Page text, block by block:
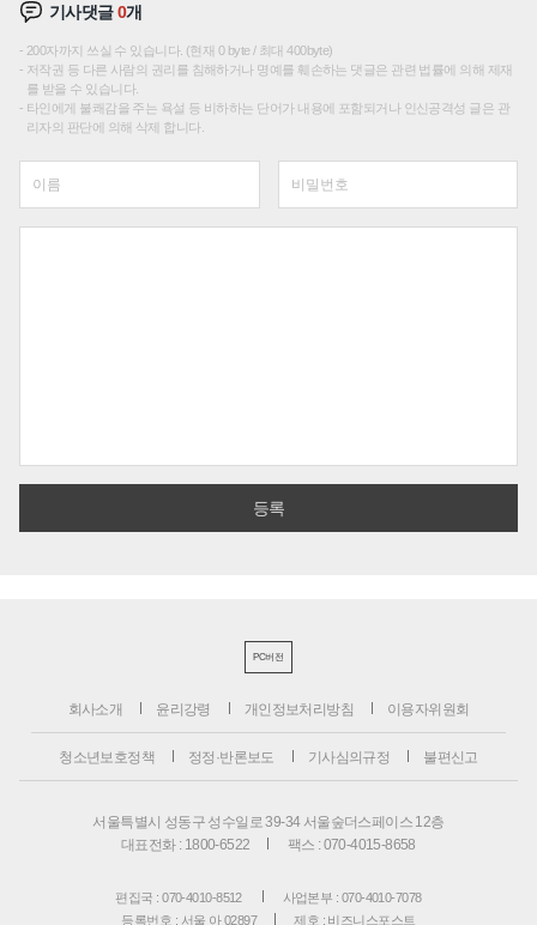
기사댓글0개
200자까지 쓰실 수 있습니다. (현재 0 byte / 최대 400byte)
저작권 등 다른 사람의 권리를 침해하거나 명예를 훼손하는 댓글은 관련 법률에 의해 제재
를 받을 수 있습니다.
타인에게 불쾌감을 주는 욕설 등 비하하는 단어가 내용에 포함되거나 인신공격성 글은 관
리자의 판단에 의해 삭제 합니다.
PC버전
회사소개 윤리강령 개인정보처리방침 이용자위원회
청소년보호정책 정정·반론보도 기사심의규정 불편신고
서울특별시 성동구 성수일로 39-34 서울숲더스페이스 12층
대표전화 : 1800-6522
팩스 : 070-4015-8658
편집국 : 070-4010-8512
사업본부 : 070-4010-7078
등록번호 : 서울 아 02897
제호 : 비즈니스포스트